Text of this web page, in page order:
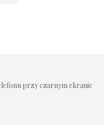
przy czarnym ekranie